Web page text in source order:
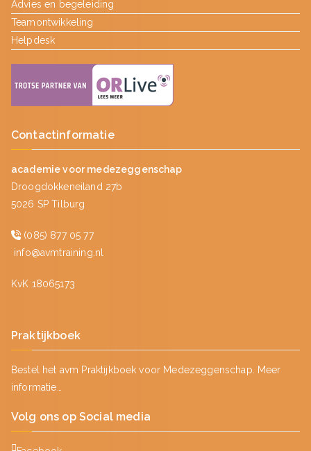
Advies en begeleiding
Teamontwikkeling
Helpdesk
Contactinformatie
academie voor medezeggenschap
Droogdokkeneiland 27b
5026 SP Tilburg
(085) 877 05 77
info@avmtraining.nl
KvK 18065173
Praktijkboek
Bestel het avm Praktijkboek voor Medezeggenschap.
Meer
informatie…
Volg ons op Social media